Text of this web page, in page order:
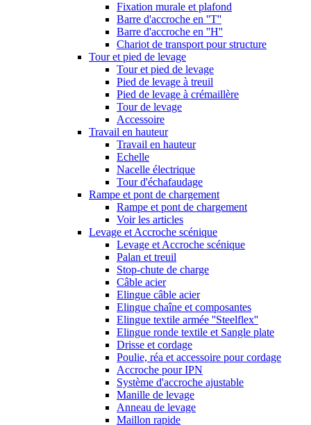
Fixation murale et plafond
Barre d'accroche en ''T''
Barre d'accroche en ''H''
Chariot de transport pour structure
Tour et pied de levage
Tour et pied de levage
Pied de levage à treuil
Pied de levage à crémaillère
Tour de levage
Accessoire
Travail en hauteur
Travail en hauteur
Echelle
Nacelle électrique
Tour d'échafaudage
Rampe et pont de chargement
Rampe et pont de chargement
Voir les articles
Levage et Accroche scénique
Levage et Accroche scénique
Palan et treuil
Stop-chute de charge
Câble acier
Elingue câble acier
Elingue chaîne et composantes
Elingue textile armée ''Steelflex''
Elingue ronde textile et Sangle plate
Drisse et cordage
Poulie, réa et accessoire pour cordage
Accroche pour IPN
Système d'accroche ajustable
Manille de levage
Anneau de levage
Maillon rapide